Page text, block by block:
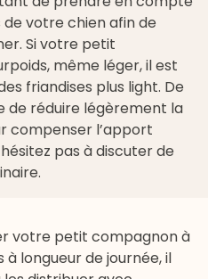
votre chien afin de
Si votre petit
même léger, il est
friandises plus light. De
de réduire légèrement la
compenser l’apport
pas à discuter de
votre petit compagnon à
longueur de journée, il